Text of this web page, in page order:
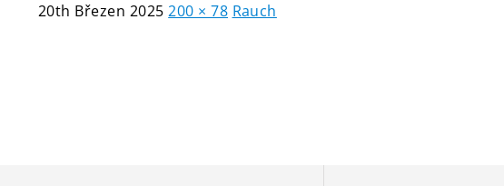
20th Březen 2025 200 × 78 Rauch